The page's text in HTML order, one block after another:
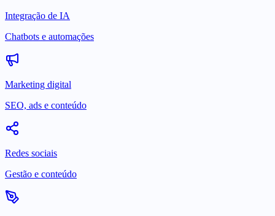
Integração de IA
Chatbots e automações
Marketing digital
SEO, ads e conteúdo
Redes sociais
Gestão e conteúdo